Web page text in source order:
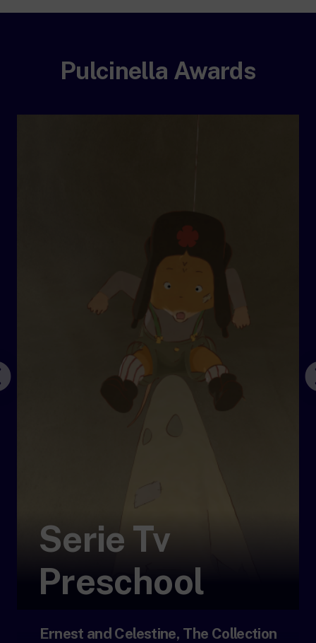
Pulcinella Awards
Serie Tv
Preschool
Ernest and Celestine, The Collection